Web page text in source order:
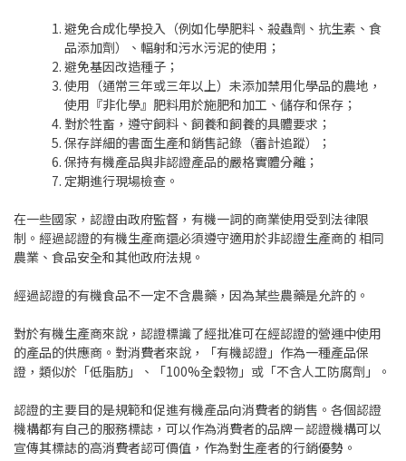
避免合成化學投入（例如化學肥料、殺蟲劑、抗生素、食
品添加劑）、輻射和污水污泥的使用；
避免基因改造種子；
使用（通常三年或三年以上）未添加禁用化學品的農地，
使用『非化學』肥料用於施肥和加工、儲存和保存；
對於牲畜，遵守飼料、飼養和飼養的具體要求；
保存詳細的書面生產和銷售記錄（審計追蹤）；
保持有機產品與非認證產品的嚴格實體分離；
定期進行現場檢查。
在一些國家，認證由政府監督，有機一詞的商業使用受到法律限
制。經過認證的有機生產商還必須遵守適用於非認證生產商的 相同
農業、食品安全和其他政府法規。
經過認證的有機食品不一定不含農藥，因為某些農藥是允許的。
對於有機生產商來說，認證標識了經批准可在經認證的營運中使用
的產品的供應商。對消費者來說，「有機認證」作為一種產品保
證，類似於「低脂肪」、「100%全穀物」或「不含人工防腐劑」。
認證的主要目的是規範和促進有機產品向消費者的銷售。各個認證
機構都有自己的服務標誌，可以作為消費者的品牌－認證機構可以
宣傳其標誌的高消費者認可價值，作為對生產者的行銷優勢。